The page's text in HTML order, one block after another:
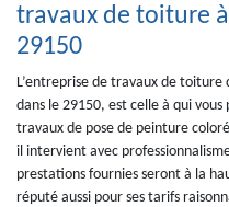
travaux de toiture
29150
L’entreprise de travaux de toiture
dans le 29150, est celle à qui
travaux de pose de peinture
il intervient avec
prestations fournies seront à la
réputé aussi pour ses tarifs